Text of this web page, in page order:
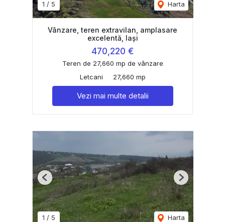
1 / 5 Harta
Vânzare, teren extravilan, amplasare
excelentă, Iași
470,220 €
Teren de 27,660 mp de vânzare
Letcani
27,660 mp
Vezi mai multe detalii
1 / 5 Harta
Previous Next